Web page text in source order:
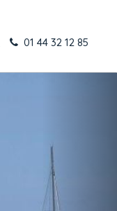
01 44 32 12 85